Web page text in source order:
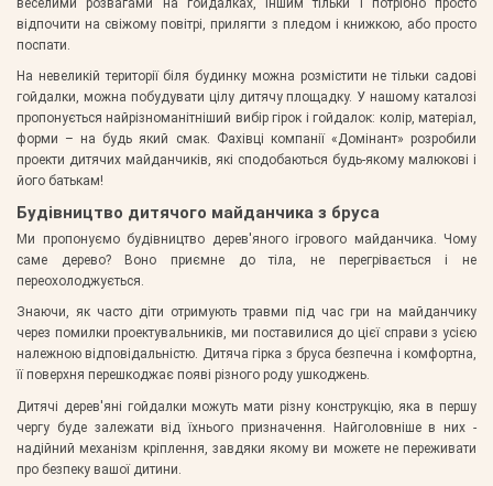
відпочити на свіжому повітрі, прилягти з пледом і книжкою, або просто
поспати.
На невеликій території біля будинку можна розмістити не тільки садові
гойдалки, можна побудувати цілу дитячу площадку. У нашому каталозі
пропонується найрізноманітніший вибір гірок і гойдалок: колір, матеріал,
форми – на будь який смак. Фахівці компанії «Домінант» розробили
проекти дитячих майданчиків, які сподобаються будь-якому малюкові і
його батькам!
Будівництво дитячого майданчика з бруса
Ми пропонуємо будівництво дерев'яного ігрового майданчика. Чому
саме дерево? Воно приємне до тіла, не перегрівається і не
переохолоджується.
Знаючи, як часто діти отримують травми під час гри на майданчику
через помилки проектувальників, ми поставилися до цієї справи з усією
належною відповідальністю. Дитяча гірка з бруса безпечна і комфортна,
її поверхня перешкоджає появі різного роду ушкоджень.
Дитячі дерев'яні гойдалки можуть мати різну конструкцію, яка в першу
чергу буде залежати від їхнього призначення. Найголовніше в них -
надійний механізм кріплення, завдяки якому ви можете не переживати
про безпеку вашої дитини.